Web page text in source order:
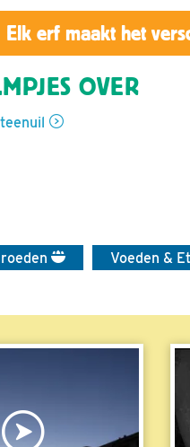
Elk erf maakt het
OVER
Voeden &